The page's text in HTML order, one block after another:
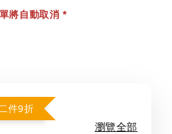
將自動取消 *
件9折
瀏覽全部